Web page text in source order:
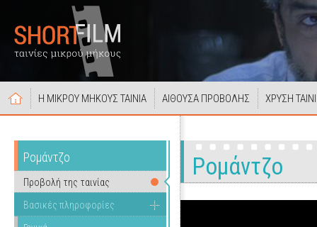
Η ΜΙΚΡΟΥ ΜΗΚΟΥΣ ΤΑΙΝΙΑ ΑΙΘΟΥΣΑ ΠΡΟΒΟΛΗΣ ΧΡΥΣΗ
Ρομάντζο
Προβολή της ταινίας
Βασικές πληροφορίες
Ρομάντζο